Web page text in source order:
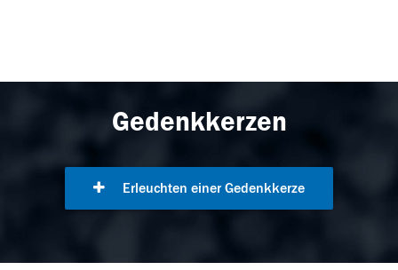
Gedenkkerzen
Erleuchten einer Gedenkkerze